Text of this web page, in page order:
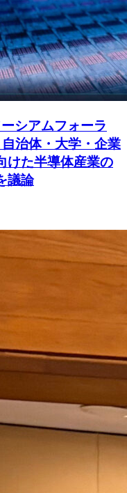
シアムフォーラ
治体・大学・企業
けた半導体産業の
議論